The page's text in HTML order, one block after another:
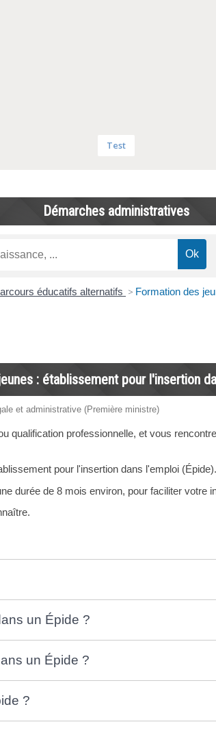
Test
Démarches administratives
éducatifs alternatifs > Formation des
: établissement pour l'insertion
et administrative (Première ministre)
qualification professionnelle, et vous
pour l'insertion dans l'emploi (Épide).
durée de 8 mois environ, pour faciliter votre
un Épide ?
un Épide ?
?